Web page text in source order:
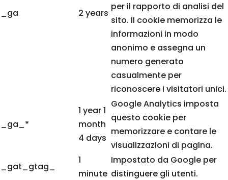
_ga 2 years
per il rapporto di analisi del
sito. Il cookie memorizza le
informazioni in modo
anonimo e assegna un
numero generato
casualmente per
riconoscere i visitatori unici.
_ga_*
1 year 1
month
4 days
Google Analytics imposta
questo cookie per
memorizzare e contare le
visualizzazioni di pagina.
_gat_gtag_
1
minute
Impostato da Google per
distinguere gli utenti.